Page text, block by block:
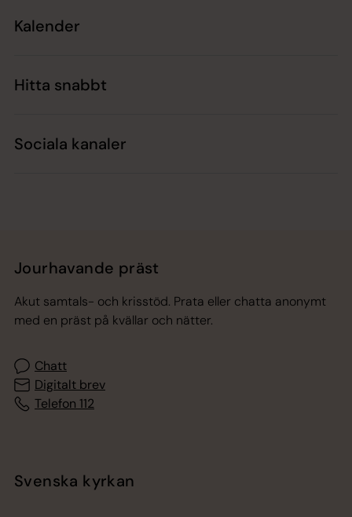
Kalender
Hitta snabbt
Sociala kanaler
Jourhavande präst
Akut samtals- och krisstöd. Prata eller chatta anonymt
med en präst på kvällar och nätter.
Chatt
Digitalt brev
Telefon 112
Svenska kyrkan